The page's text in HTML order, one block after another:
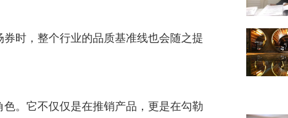
时，整个行业的品质基准线也会随之提
。它不仅仅是在推销产品，更是在勾勒